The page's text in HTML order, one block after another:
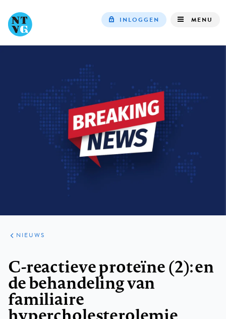
INLOGGEN MENU
ARTIKELEN
HET
KORT
NIEUWS
C-reactieve proteïne (2): en
de behandeling van
familiaire